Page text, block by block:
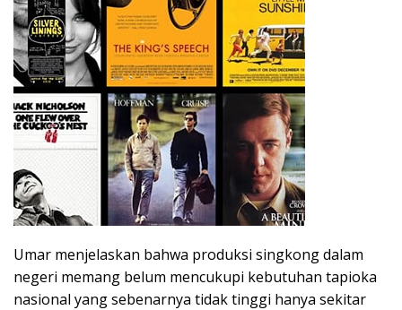
Umar menjelaskan bahwa produksi singkong dalam
negeri memang belum mencukupi kebutuhan tapioka
nasional yang sebenarnya tidak tinggi hanya sekitar